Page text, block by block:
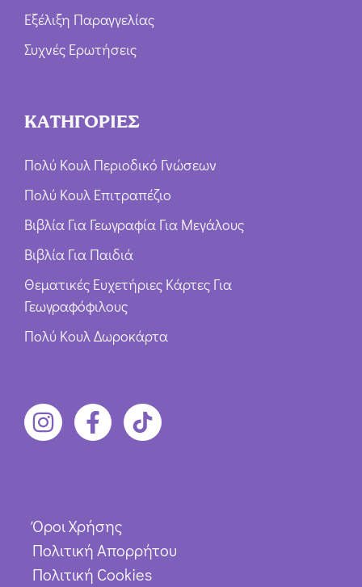
Εξέλιξη Παραγγελίας
Συχνές Ερωτήσεις
ΚΑΤΗΓΟΡΙΕΣ
Πολύ Κουλ Περιοδικό Γνώσεων
Πολύ Κουλ Επιτραπέζιο
Βιβλία Για Γεωγραφία Για Μεγάλους
Βιβλία Για Παιδιά
Θεματικές Ευχετήριες Κάρτες Για
Γεωγραφόφιλους
Πολύ Κουλ Δωροκάρτα
Όροι Χρήσης
Πολιτική Απορρήτου
Πολιτική Cookies